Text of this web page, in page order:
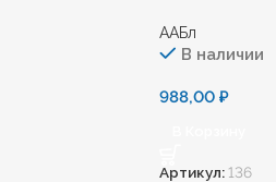
ААБл
В наличии
988,00₽
Артикул: 136